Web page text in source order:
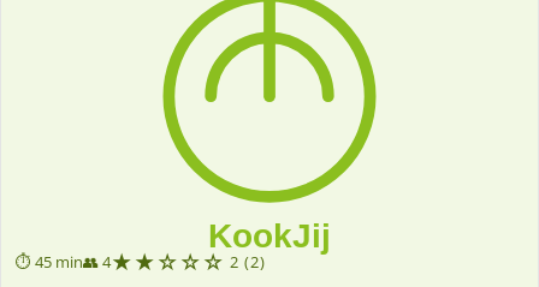
⏱ 45 min👥 4★★☆☆☆ 2 (2)